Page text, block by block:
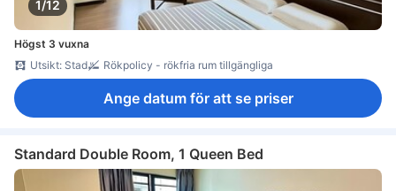
1/12
Högst 3 vuxna
Utsikt: Stad
Rökpolicy - rökfria rum tillgängliga
Ange datum för att se priser
Standard Double Room, 1 Queen Bed